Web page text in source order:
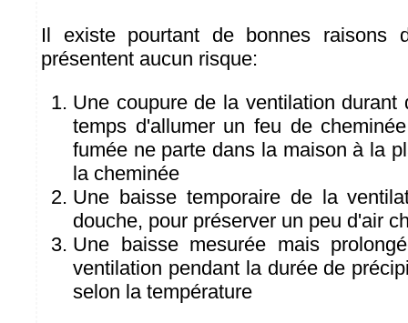
Il existe pourtant de bonnes raisons
présentent aucun risque:
Une coupure de la ventilation durant
temps d'allumer un feu de
fumée ne parte dans la maison à la
la cheminée
Une baisse temporaire de la
douche, pour préserver un peu d'air
Une baisse mesurée mais
ventilation pendant la durée de
selon la température